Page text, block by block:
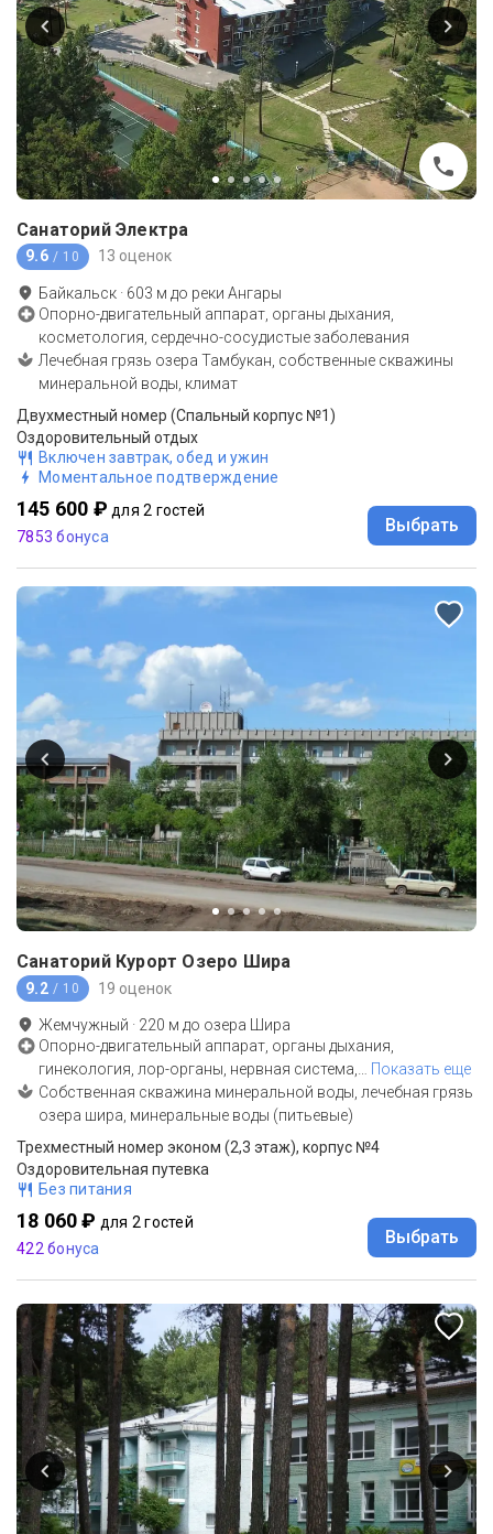
Санаторий Электра
9.6 / 10 13 оценок
Байкальск · 603 м до реки Ангары
Опорно-двигательный аппарат, органы дыхания,
косметология, сердечно-сосудистые заболевания
Лечебная грязь озера Тамбукан, собственные скважины
минеральной воды, климат
Двухместный номер (Спальный корпус №1)
Оздоровительный отдых
Включен завтрак, обед и ужин
Моментальное подтверждение
145 600 ₽ для 2 гостей
7853 бонуса
Выбрать
Санаторий Курорт Озеро Шира
9.2 / 10 19 оценок
Жемчужный · 220 м до озера Шира
Опорно-двигательный аппарат, органы дыхания,
гинекология, лор-органы, нервная система,… Показать еще
Собственная скважина минеральной воды, лечебная грязь
озера шира, минеральные воды (питьевые)
Трехместный номер эконом (2,3 этаж), корпус №4
Оздоровительная путевка
Без питания
18 060 ₽ для 2 гостей
422 бонуса
Выбрать